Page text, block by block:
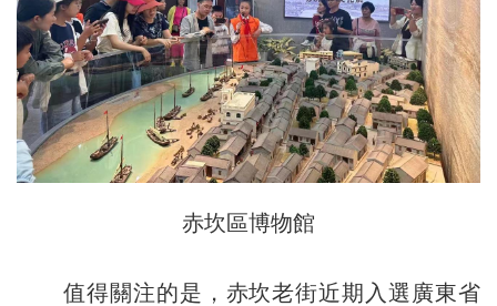
赤坎區博物館
值得關注的是，赤坎老街近期入選廣東省